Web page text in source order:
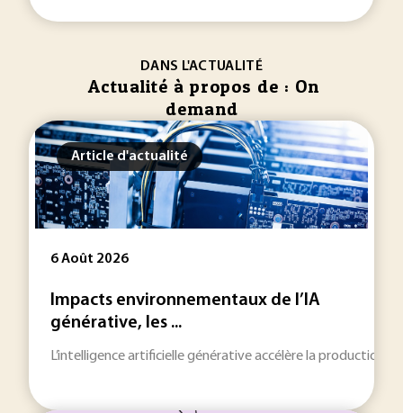
DANS L'ACTUALITÉ
Actualité à propos de : On
demand
Article d'actualité
6 Août 2026
Impacts environnementaux de l’IA
générative, les ...
L’intelligence artificielle générative accélère la production